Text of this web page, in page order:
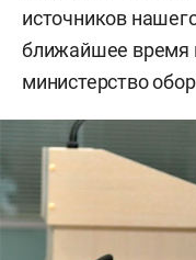
источников
ближайшее время
министерство